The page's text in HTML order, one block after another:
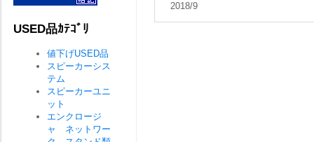
2018/9
USED品ｶﾃｺﾞﾘ
値下げUSED品
スピーカーシス
テム
スピーカーユニ
ット
エンクロージ
ャ ネットワー